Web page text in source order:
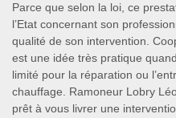
Parce que selon la loi, ce
l’Etat concernant son
qualité de son intervention.
est une idée très pratique
limité pour la réparation ou
chauffage. Ramoneur Lobry
prêt à vous livrer une